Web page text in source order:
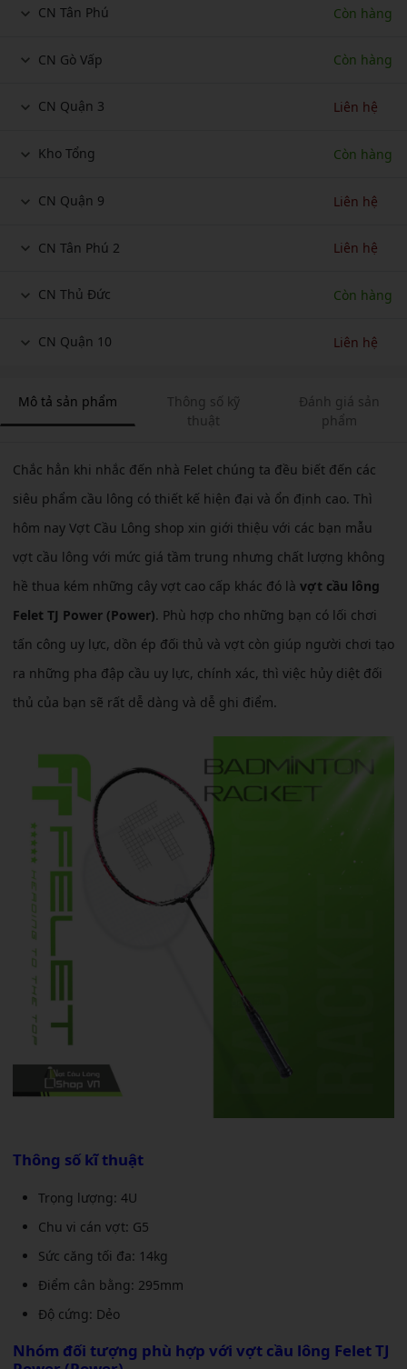
CN Tân Phú Còn hàng
CN Gò Vấp Còn hàng
CN Quận 3 Liên hệ
Kho Tổng Còn hàng
CN Quận 9 Liên hệ
CN Tân Phú 2 Liên hệ
CN Thủ Đức Còn hàng
CN Quận 10 Liên hệ
Mô tả sản phẩm
Thông số kỹ
thuật
Đánh giá sản
phẩm
Chắc hẳn khi nhắc đến nhà Felet chúng ta đều biết đến các
siêu phẩm cầu lông có thiết kế hiện đại và ổn định cao. Thì
hôm nay Vợt Cầu Lông shop xin giới thiệu với các bạn mẫu
vợt cầu lông với mức giá tầm trung nhưng chất lượng không
hề thua kém những cây vợt cao cấp khác đó là vợt cầu lông
Felet TJ Power (Power). Phù hợp cho những bạn có lối chơi
tấn công uy lực, dồn ép đối thủ và vợt còn giúp người chơi tạo
ra những pha đập cầu uy lực, chính xác, thì việc hủy diệt đối
thủ của bạn sẽ rất dễ dàng và dễ ghi điểm.
Thông số kĩ thuật
Trọng lượng: 4U
Chu vi cán vợt: G5
Sức căng tối đa: 14kg
Điểm cân bằng: 295mm
Độ cứng: Dẻo
Nhóm đối tượng phù hợp với vợt cầu lông Felet TJ